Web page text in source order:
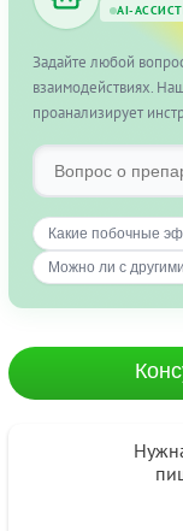
AI-
Задайте любой
взаимодействиях.
проанализирует
Какие побочные
Можно ли с